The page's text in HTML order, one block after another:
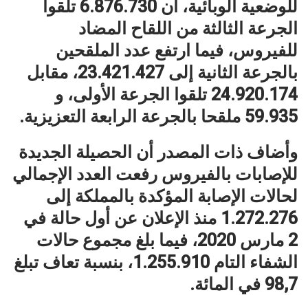
للوضعية الوبائية، أن 6.876.730 تلقوا
الجرعة الثالثة من اللقاح المضاد
للفيروس، فيما ارتفع عدد الملقحين
بالجرعة الثانية إلى 23.421.427، مقابل
24.920.174 تلقوا الجرعة الأولى، و
59.935 ملقحا بالجرعة الرابعة التعزيزية.
وأضاف ذات المصدر أن الحصيلة الجديدة
للإصابات بالفيروس رفعت العدد الإجمالي
لحالات الإصابة المؤكدة بالمملكة إلى
1.272.276 منذ الإعلان عن أول حالة في
2 مارس 2020، فيما بلغ مجموع حالات
الشفاء التام 1.255.910، بنسبة تعاف تبلغ
98,7 في المائة.